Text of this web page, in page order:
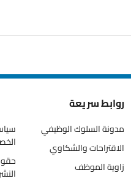
روابط سريعة
مدونة السلوك الوظيفي
الاقتراحات والشكاوي
زاوية الموظف
سياسة
حقوق
النشر